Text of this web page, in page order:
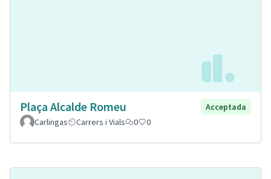
Plaça Alcalde Romeu
Acceptada
Carlingas
Carrers i Vials 0 0